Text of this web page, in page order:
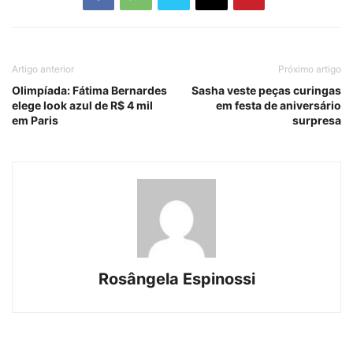
Artigo anterior
Olimpíada: Fátima Bernardes
elege look azul de R$ 4 mil
em Paris
Próximo artigo
Sasha veste peças curingas
em festa de aniversário
surpresa
Rosângela Espinossi